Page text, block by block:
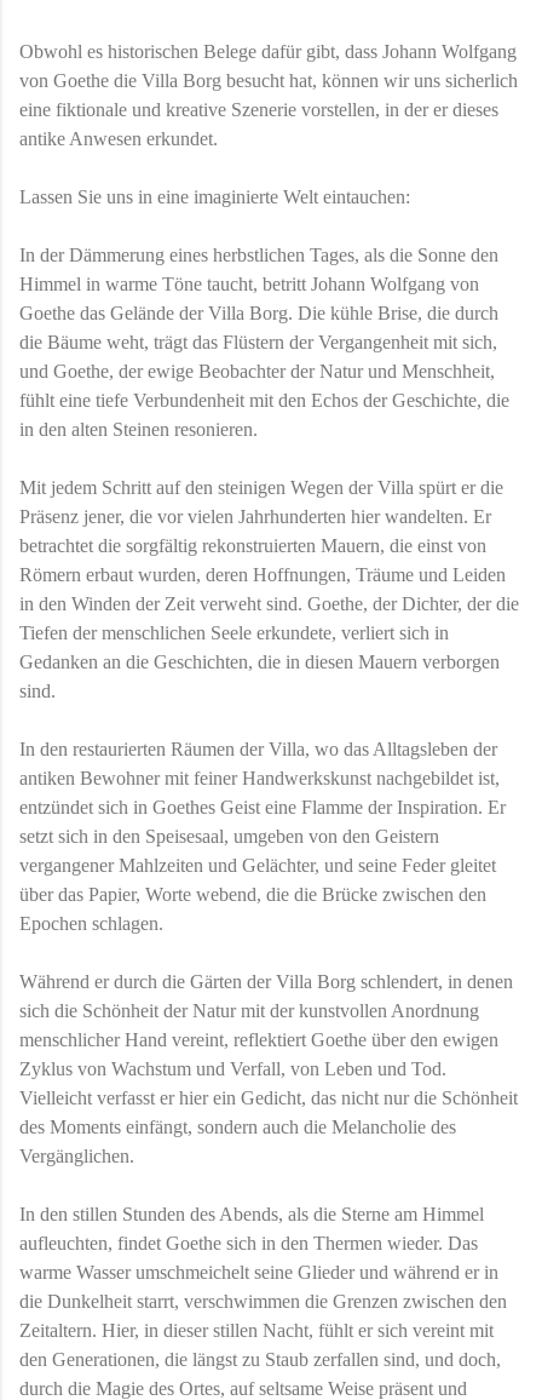
Obwohl es historischen Belege dafür gibt, dass Johann Wolfgang
von Goethe die Villa Borg besucht hat, können wir uns sicherlich
eine fiktionale und kreative Szenerie vorstellen, in der er dieses
antike Anwesen erkundet.
Lassen Sie uns in eine imaginierte Welt eintauchen:
In der Dämmerung eines herbstlichen Tages, als die Sonne den
Himmel in warme Töne taucht, betritt Johann Wolfgang von
Goethe das Gelände der Villa Borg. Die kühle Brise, die durch
die Bäume weht, trägt das Flüstern der Vergangenheit mit sich,
und Goethe, der ewige Beobachter der Natur und Menschheit,
fühlt eine tiefe Verbundenheit mit den Echos der Geschichte, die
in den alten Steinen resonieren.
Mit jedem Schritt auf den steinigen Wegen der Villa spürt er die
Präsenz jener, die vor vielen Jahrhunderten hier wandelten. Er
betrachtet die sorgfältig rekonstruierten Mauern, die einst von
Römern erbaut wurden, deren Hoffnungen, Träume und Leiden
in den Winden der Zeit verweht sind. Goethe, der Dichter, der die
Tiefen der menschlichen Seele erkundete, verliert sich in
Gedanken an die Geschichten, die in diesen Mauern verborgen
sind.
In den restaurierten Räumen der Villa, wo das Alltagsleben der
antiken Bewohner mit feiner Handwerkskunst nachgebildet ist,
entzündet sich in Goethes Geist eine Flamme der Inspiration. Er
setzt sich in den Speisesaal, umgeben von den Geistern
vergangener Mahlzeiten und Gelächter, und seine Feder gleitet
über das Papier, Worte webend, die die Brücke zwischen den
Epochen schlagen.
Während er durch die Gärten der Villa Borg schlendert, in denen
sich die Schönheit der Natur mit der kunstvollen Anordnung
menschlicher Hand vereint, reflektiert Goethe über den ewigen
Zyklus von Wachstum und Verfall, von Leben und Tod.
Vielleicht verfasst er hier ein Gedicht, das nicht nur die Schönheit
des Moments einfängt, sondern auch die Melancholie des
Vergänglichen.
In den stillen Stunden des Abends, als die Sterne am Himmel
aufleuchten, findet Goethe sich in den Thermen wieder. Das
warme Wasser umschmeichelt seine Glieder und während er in
die Dunkelheit starrt, verschwimmen die Grenzen zwischen den
Zeitaltern. Hier, in dieser stillen Nacht, fühlt er sich vereint mit
den Generationen, die längst zu Staub zerfallen sind, und doch,
durch die Magie des Ortes, auf seltsame Weise präsent und